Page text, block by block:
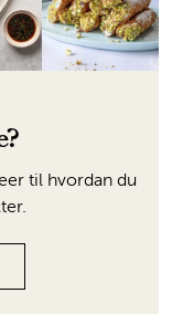
til hvordan du